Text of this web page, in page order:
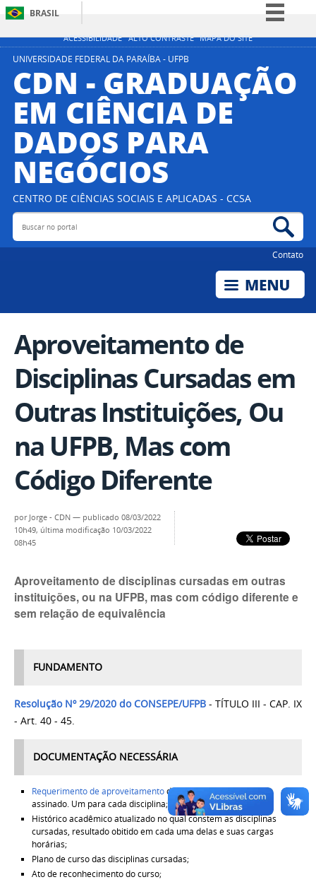
ACESSIBILIDADE ALTO CONTRASTE MAPA DO SITE
BRASIL
Simplifique!
Participe
Acesso à informação
Legislação
UNIVERSIDADE FEDERAL DA PARAÍBA - UFPB
CDN - GRADUAÇÃO
EM CIÊNCIA DE
DADOS PARA
NEGÓCIOS
CENTRO DE CIÊNCIAS SOCIAIS E APLICADAS - CCSA
Buscar no portal
Contato
Aproveitamento de
Disciplinas Cursadas em
Outras Instituições, Ou
na UFPB, Mas com
Código Diferente
por Jorge - CDN — publicado 08/03/2022
10h49, última modificação 10/03/2022
08h45
Aproveitamento de disciplinas cursadas em outras
instituições, ou na UFPB, mas com código diferente e
sem relação de equivalência
FUNDAMENTO
Resolução Nº 29/2020 do CONSEPE/UFPB - TÍTULO III - CAP. IX
- Art. 40 - 45.
DOCUMENTAÇÃO NECESSÁRIA
Requerimento de aproveitamentodevidamente preenchido e
assinado. Um para cada disciplina;
Histórico acadêmico atualizado no qual constem as disciplinas
cursadas, resultado obitido em cada uma delas e suas cargas
horárias;
Plano de curso das disciplinas cursadas;
Ato de reconhecimento do curso;